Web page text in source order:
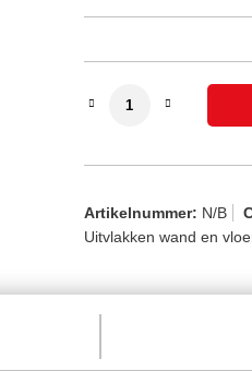
Murexin
Artikelnummer: N/B
Uitvlakken wand en